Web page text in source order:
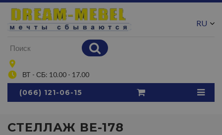
ВТ - СБ: 10.00 - 17.00
RU
(066) 121-06-15
СТЕЛЛАЖ ВЕ-178